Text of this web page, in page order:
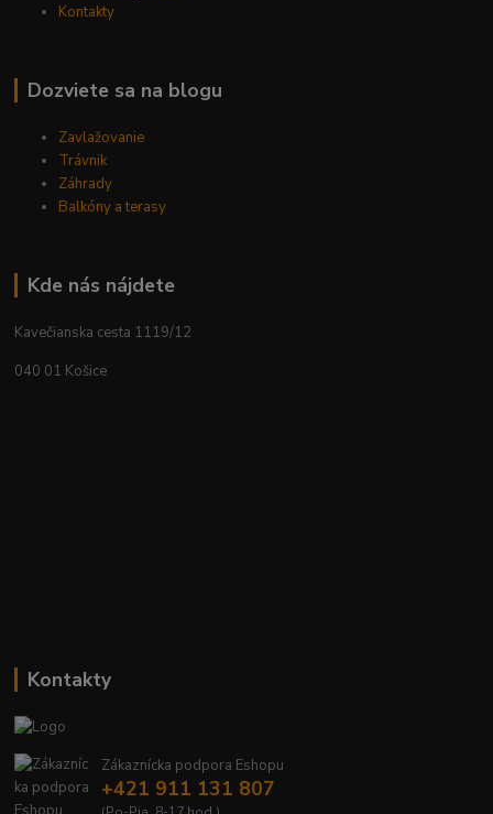
Kontakty
Dozviete sa na blogu
Zavlažovanie
Trávnik
Záhrady
Balkóny a terasy
Kde nás nájdete
Kavečianska cesta 1119/12
040 01 Košice
Kontakty
Zákaznícka podpora Eshopu
+421 911 131 807